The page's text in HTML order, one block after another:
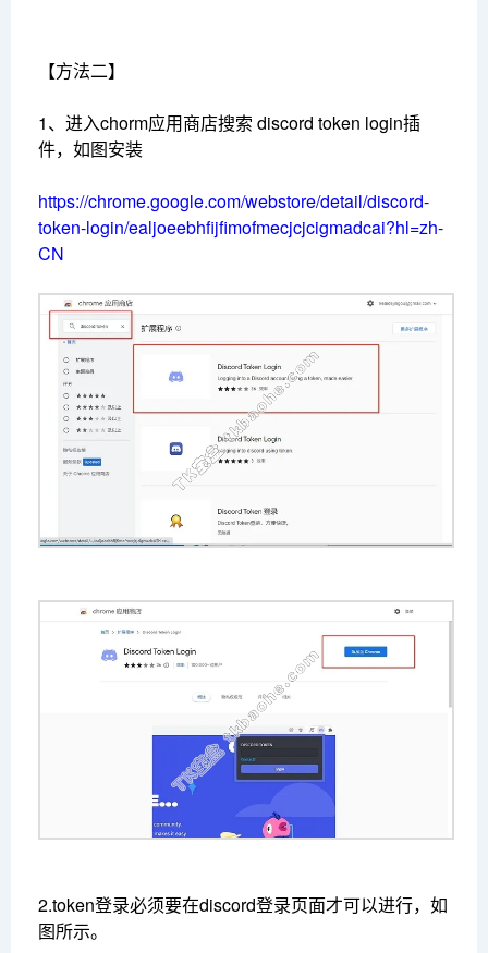
【方法二】
1、进入chorm应用商店搜索 discord token login插
件，如图安装
https://chrome.google.com/webstore/detail/discord-
token-login/ealjoeebhfijfimofmecjcjcigmadcai?hl=zh-
CN
2.token登录必须要在discord登录页面才可以进行，如
图所示。